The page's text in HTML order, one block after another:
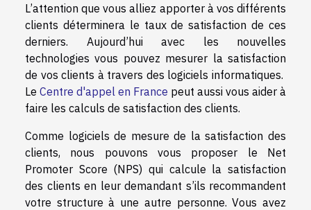
L’attention que vous alliez apporter à vos différents
clients déterminera le taux de satisfaction de ces
derniers. Aujourd’hui avec les nouvelles
technologies vous pouvez mesurer la satisfaction
de vos clients à travers des logiciels informatiques.
Le Centre d'appel en France peut aussi vous aider à
faire les calculs de satisfaction des clients.
Comme logiciels de mesure de la satisfaction des
clients, nous pouvons vous proposer le Net
Promoter Score (NPS) qui calcule la satisfaction
des clients en leur demandant s’ils recommandent
votre structure à une autre personne. Vous avez